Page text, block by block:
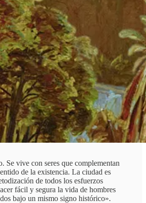
Se vive con seres que complementan
de la existencia. La ciudad es
de todos los esfuerzos
fácil y segura la vida de hombres
bajo un mismo signo histórico».